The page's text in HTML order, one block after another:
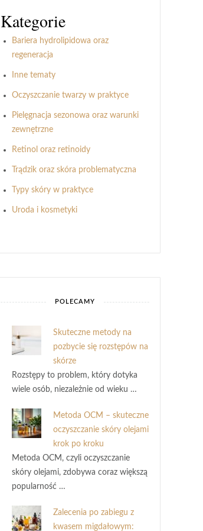
Kategorie
Bariera hydrolipidowa oraz
regeneracja
Inne tematy
Oczyszczanie twarzy w praktyce
Pielęgnacja sezonowa oraz warunki
zewnętrzne
Retinol oraz retinoidy
Trądzik oraz skóra problematyczna
Typy skóry w praktyce
Uroda i kosmetyki
POLECAMY
Skuteczne metody na
pozbycie się rozstępów na
skórze
Rozstępy to problem, który dotyka
wiele osób, niezależnie od wieku …
Metoda OCM – skuteczne
oczyszczanie skóry olejami
krok po kroku
Metoda OCM, czyli oczyszczanie
skóry olejami, zdobywa coraz większą
popularność …
Zalecenia po zabiegu z
kwasem migdałowym: